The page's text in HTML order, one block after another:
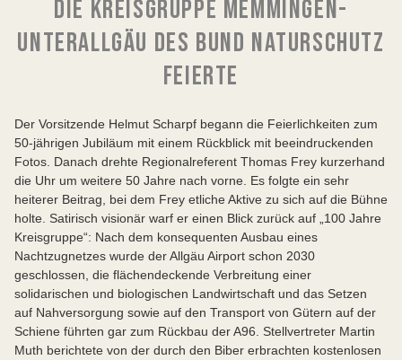
DIE KREISGRUPPE MEMMINGEN-
UNTERALLGÄU DES BUND NATURSCHUTZ
FEIERTE
Der Vorsitzende Helmut Scharpf begann die Feierlichkeiten zum
50-jährigen Jubiläum mit einem Rückblick mit beeindruckenden
Fotos. Danach drehte Regionalreferent Thomas Frey kurzerhand
die Uhr um weitere 50 Jahre nach vorne. Es folgte ein sehr
heiterer Beitrag, bei dem Frey etliche Aktive zu sich auf die Bühne
holte. Satirisch visionär warf er einen Blick zurück auf „100 Jahre
Kreisgruppe“: Nach dem konsequenten Ausbau eines
Nachtzugnetzes wurde der Allgäu Airport schon 2030
geschlossen, die flächendeckende Verbreitung einer
solidarischen und biologischen Landwirtschaft und das Setzen
auf Nahversorgung sowie auf den Transport von Gütern auf der
Schiene führten gar zum Rückbau der A96. Stellvertreter Martin
Muth berichtete von der durch den Biber erbrachten kostenlosen